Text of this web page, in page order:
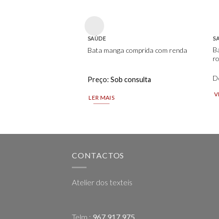
SAÚDE
Bata manga comprida com renda
Preço: Sob consulta
LER MAIS
CONTACTOS
Atelier dos texteis
Telm.: 967 917 975